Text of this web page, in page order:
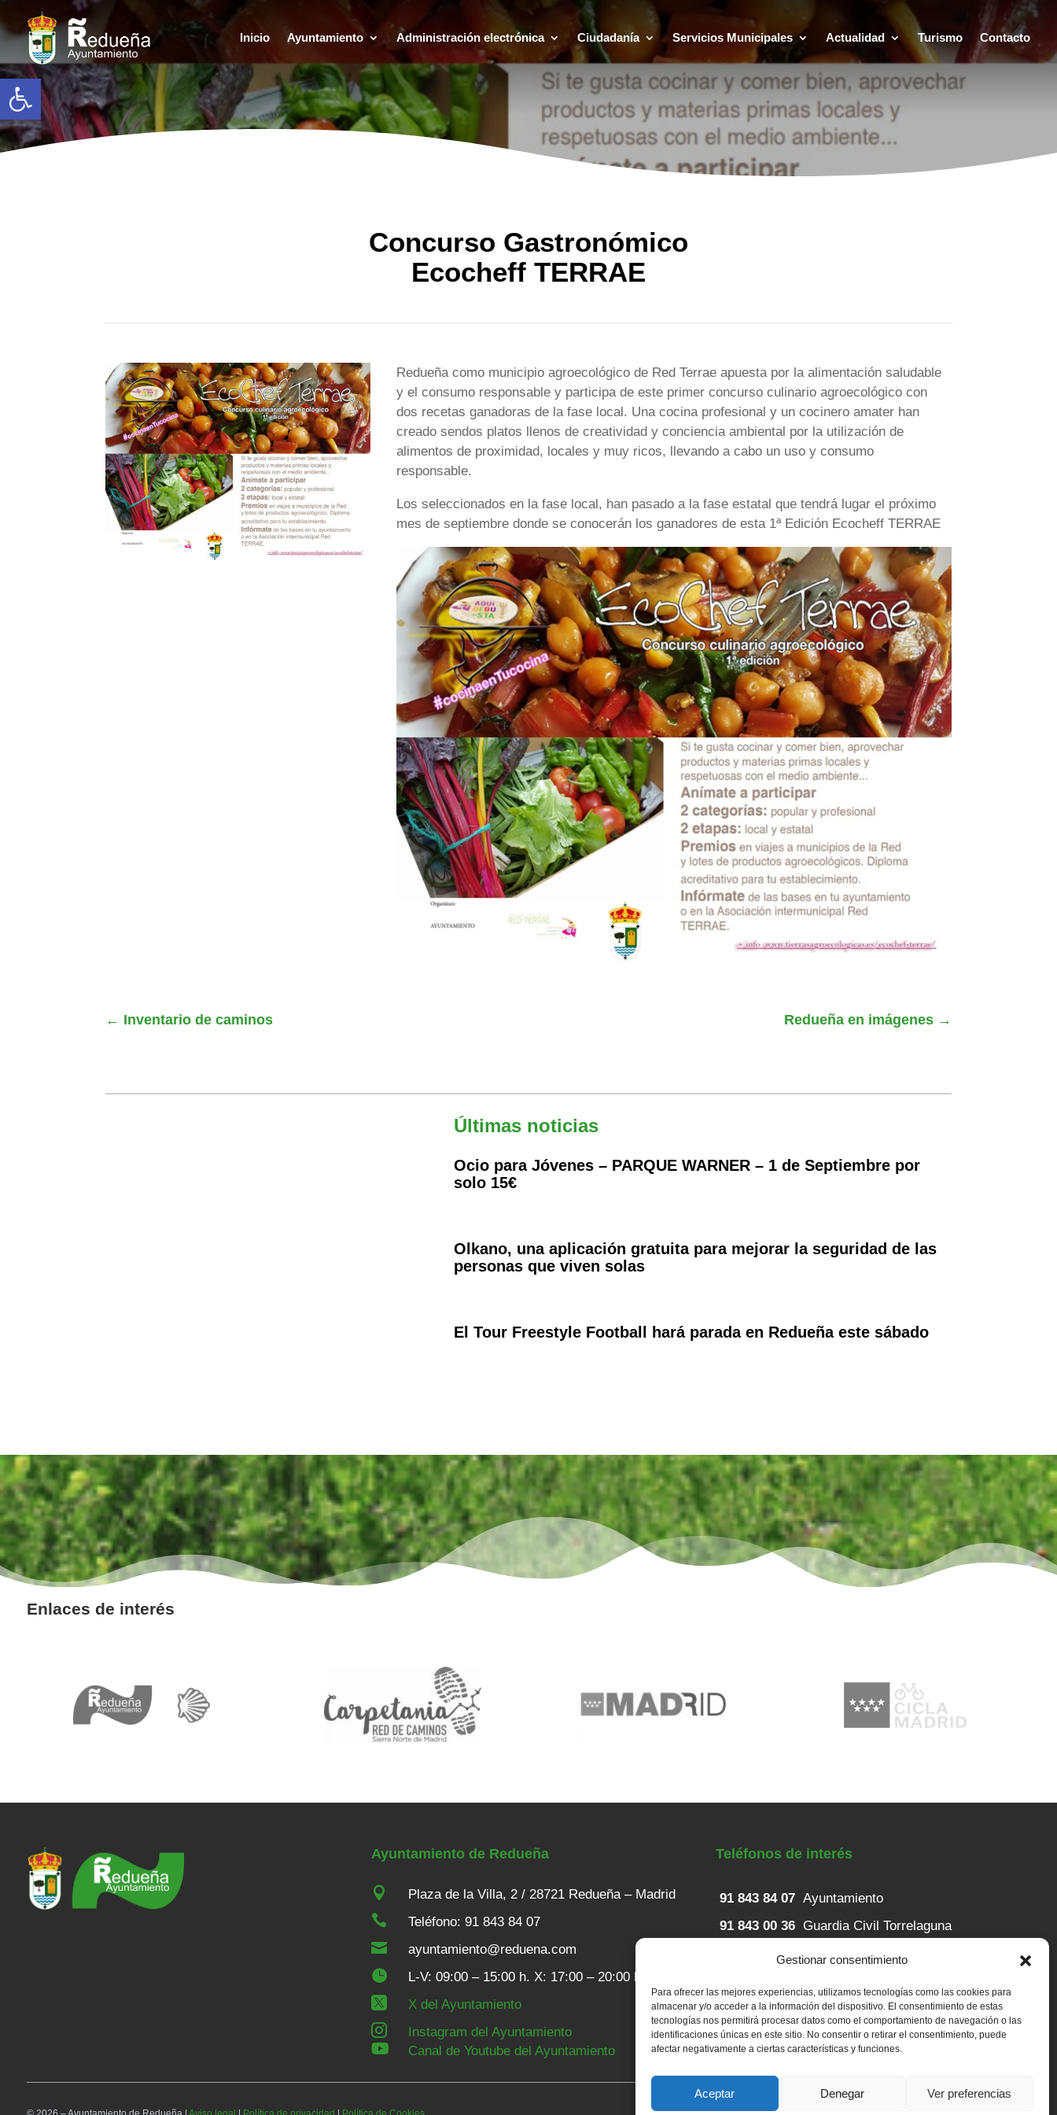
Abrir barra de herramientas
Gestionar consentimiento
Para ofrecer las mejores experiencias, utilizamos tecnologías como las cookies para
almacenar y/o acceder a la información del dispositivo. El consentimiento de estas
tecnologías nos permitirá procesar datos como el comportamiento de navegación o las
identificaciones únicas en este sitio. No consentir o retirar el consentimiento, puede
afectar negativamente a ciertas características y funciones.
Aceptar Denegar Ver preferencias
Inicio Ayuntamiento Administración electrónica Ciudadanía Servicios Municipales Actualidad Turismo Contacto
Concurso Gastronómico
Ecocheff TERRAE
Redueña como municipio agroecológico de Red Terrae apuesta por la alimentación saludable
y el consumo responsable y participa de este primer concurso culinario agroecológico con
dos recetas ganadoras de la fase local. Una cocina profesional y un cocinero amater han
creado sendos platos llenos de creatividad y conciencia ambiental por la utilización de
alimentos de proximidad, locales y muy ricos, llevando a cabo un uso y consumo
responsable.
Los seleccionados en la fase local, han pasado a la fase estatal que tendrá lugar el próximo
mes de septiembre donde se conocerán los ganadores de esta 1ª Edición Ecocheff TERRAE
← Inventario de caminos Redueña en imágenes→
Últimas noticias
Ocio para Jóvenes – PARQUE WARNER – 1 de Septiembre por
solo 15€
Olkano, una aplicación gratuita para mejorar la seguridad de las
personas que viven solas
El Tour Freestyle Football hará parada en Redueña este sábado
Enlaces de interés
Ayuntamiento de Redueña
 Plaza de la Villa, 2 / 28721 Redueña – Madrid
 Teléfono: 91 843 84 07
 ayuntamiento@reduena.com
 L-V: 09:00 – 15:00 h. X: 17:00 – 20:00 h
 X del Ayuntamiento
 Instagram del Ayuntamiento
 Canal de Youtube del Ayuntamiento
Teléfonos de interés
91 843 84 07 Ayuntamiento
91 843 00 36 Guardia Civil Torrelaguna
91 843 82 52Casa de Niños
91 843 80 79Centro de salud